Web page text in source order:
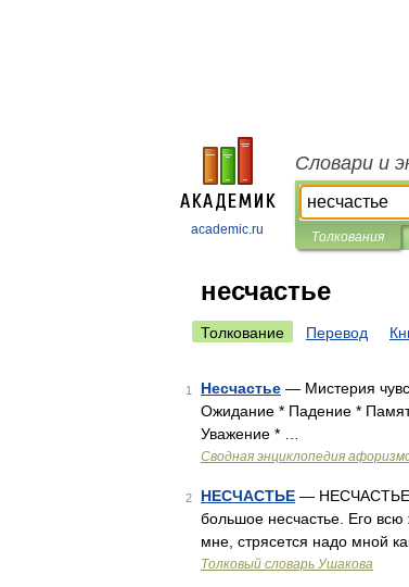
academic.ru
Словари и
Толкования
несчастье
Толкование Перевод
1 Несчастье — Мистерия
Ожидание * Падение *
Уважение * …
Сводная энциклопедия
2 НЕСЧАСТЬЕ — НЕСЧАСТЬЕ,
большое несчастье. Его всю
мне, стрясется надо мной
Толковый словарь Ушакова